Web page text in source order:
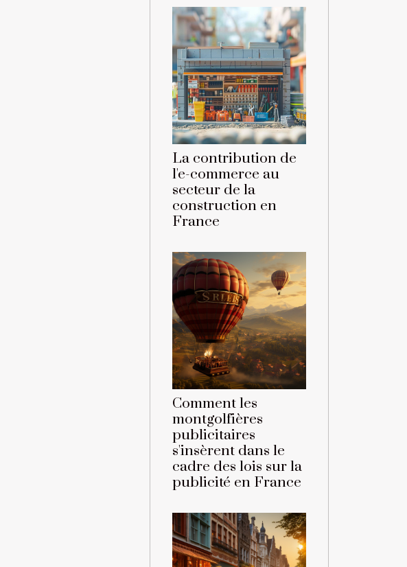
La contribution de
l'e-commerce au
secteur de la
construction en
France
Comment les
montgolfières
publicitaires
s'insèrent dans le
cadre des lois sur la
publicité en France